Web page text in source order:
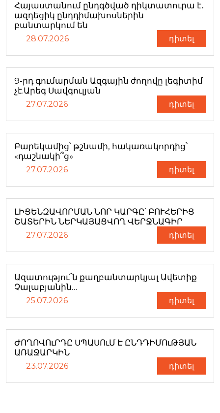
Հայաստանում ընդգծված դիկտատուրա է․
ազդեցիկ ընդդիմախոսներին
բանտարկում են
28.07.2026 դիտել
9-րդ գումարման Ազգային ժողովը լեգիտիմ
չէ.Արեգ Սավգուլյան
27.07.2026 դիտել
Բարեկամից՝ թշնամի, հակառակորդից՝
«դաշնակի՞ց»
27.07.2026 դիտել
ԼԻՑԵՆԶԱՎՈՐՄԱՆ ՆՈՐ ԿԱՐԳԸ՝ ԲՈՒՀԵՐԻՑ
ՇԱՏԵՐԻՆ ՆԵՐԿԱՅԱՑՎՈՂ ՎԵՐՋՆԱԳԻՐ
27.07.2026 դիտել
Ազատությու՜ն քաղբանտարկյալ Ավետիք
Չալաբյանին…
25.07.2026 դիտել
ԺՈՂՈՎՈւՐԴԸ ՍՊԱՍՈւՄ Է ԸՆԴԴԻՄՈւԹՅԱՆ
ԱՌԱՋԱՐԿԻՆ
23.07.2026 դիտել